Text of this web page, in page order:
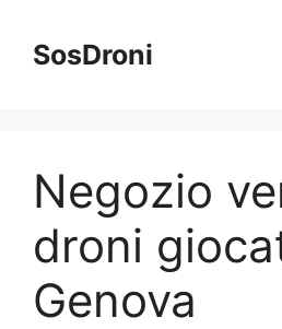
contenuto
SosDroni
Negozio
droni
Genova